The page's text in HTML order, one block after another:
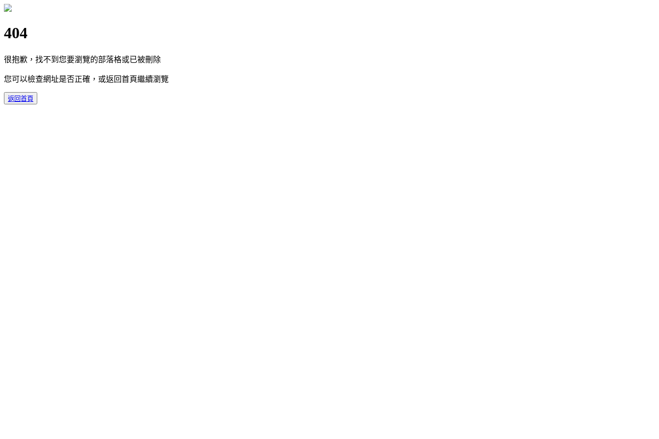
404
很抱歉，找不到您要瀏覽的部落格或已被刪除
您可以檢查網址是否正確，或返回首頁繼續瀏覽
返回首頁